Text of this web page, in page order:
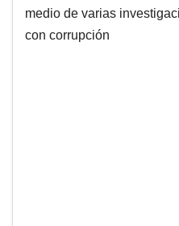
medio de varias
con corrupción